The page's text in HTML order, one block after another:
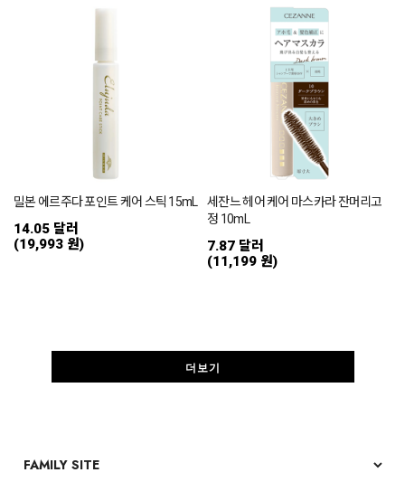
밀본 에르주다 포인트 케어 스틱 15mL
14.05 달러
(19,993 원)
세잔느 헤어 케어 마스카라 잔머리고
정 10mL
7.87 달러
(11,199 원)
더보기